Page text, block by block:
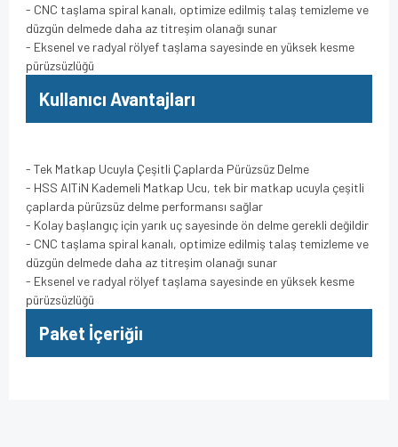
- CNC taşlama spiral kanalı, optimize edilmiş talaş temizleme ve
düzgün delmede daha az titreşim olanağı sunar
- Eksenel ve radyal rölyef taşlama sayesinde en yüksek kesme
pürüzsüzlüğü
Kullanıcı Avantajları
- Tek Matkap Ucuyla Çeşitli Çaplarda Pürüzsüz Delme
- HSS AlTiN Kademeli Matkap Ucu, tek bir matkap ucuyla çeşitli
çaplarda pürüzsüz delme performansı sağlar
- Kolay başlangıç için yarık uç sayesinde ön delme gerekli değildir
- CNC taşlama spiral kanalı, optimize edilmiş talaş temizleme ve
düzgün delmede daha az titreşim olanağı sunar
- Eksenel ve radyal rölyef taşlama sayesinde en yüksek kesme
pürüzsüzlüğü
Paket İçeriğiı